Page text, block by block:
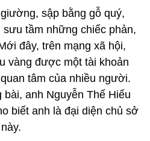
sập bằng gỗ quý,
tầm những chiếc phản,
đây, trên mạng xã hội,
vàng được một tài khoản
tâm của nhiều người.
anh Nguyễn Thế Hiếu
biết anh là đại diện chủ sở